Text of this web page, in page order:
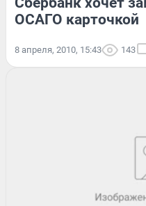
ОСАГО карточкой
8 апреля, 2010, 15:43 143